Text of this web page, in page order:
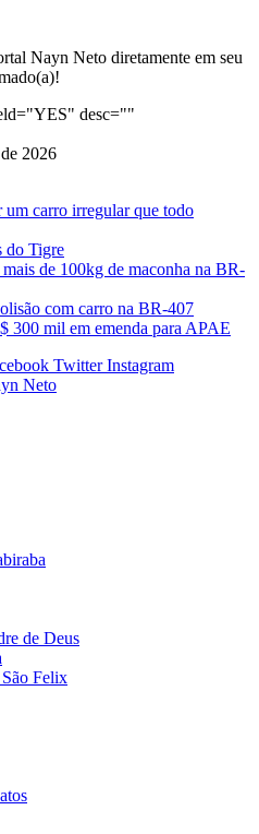
Nayn Neto diretamente em seu
desc=""
2026
um carro irregular que todo
do Tigre
de 100kg de maconha na BR-
com carro na BR-407
300 mil em emenda para APAE
Twitter Instagram
de Deus
Felix